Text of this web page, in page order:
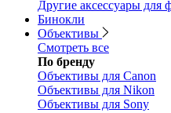
Другие аксессуары для
Бинокли
Объективы
Смотреть все
По бренду
Объективы для Canon
Объективы для Nikon
Объективы для Sony